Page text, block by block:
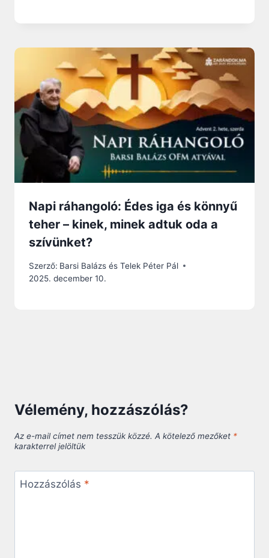
Napi ráhangoló: Édes iga és könnyű
teher – kinek, minek adtuk oda a
szívünket?
Szerző: Barsi Balázs és Telek Péter Pál
2025. december 10.
Vélemény, hozzászólás?
Az e-mail címet nem tesszük közzé. A kötelező mezőket *
karakterrel jelöltük
Hozzászólás *